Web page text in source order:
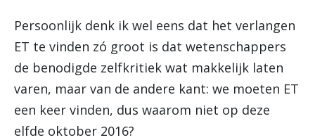
Persoonlijk denk ik wel eens dat het verlangen
ET te vinden zó groot is dat wetenschappers
de benodigde zelfkritiek wat makkelijk laten
varen, maar van de andere kant: we moeten ET
een keer vinden, dus waarom niet op deze
elfde oktober 2016?